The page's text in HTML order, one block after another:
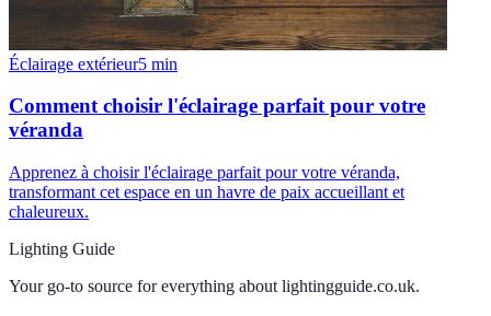
Éclairage extérieur5 min
Comment choisir l'éclairage parfait pour votre
véranda
Apprenez à choisir l'éclairage parfait pour votre véranda,
transformant cet espace en un havre de paix accueillant et
chaleureux.
Lighting Guide
Your go-to source for everything about lightingguide.co.uk.